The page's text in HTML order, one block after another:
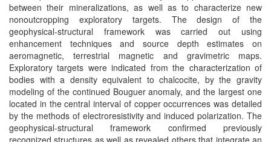
between their mineralizations, as well as to characterize new
nonoutcropping exploratory targets. The design of the
geophysical-structural framework was carried out using
enhancement techniques and source depth estimates on
aeromagnetic, terrestrial magnetic and gravimetric maps.
Exploratory targets were indicated from the characterization of
bodies with a density equivalent to chalcocite, by the gravity
modeling of the continued Bouguer anomaly, and the largest one
located in the central interval of copper occurrences was detailed
by the methods of electroresistivity and induced polarization. The
geophysical-structural framework confirmed previously
recognized structures as well as revealed others that integrate an